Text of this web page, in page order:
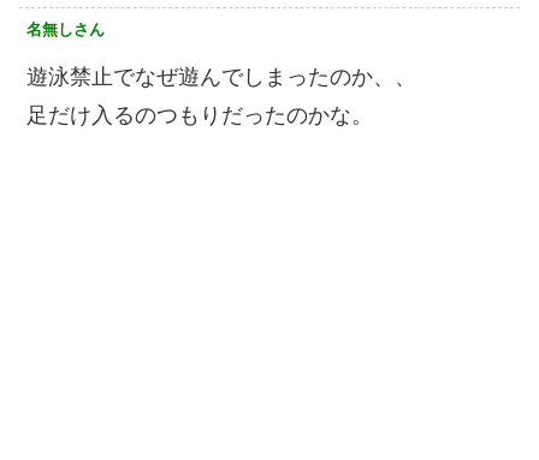
名無しさん
遊泳禁止でなぜ遊んでしまったのか、、
足だけ入るのつもりだったのかな。